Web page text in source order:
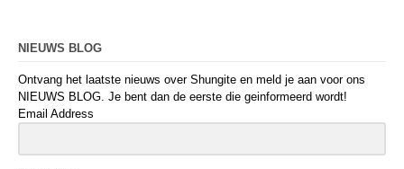
NIEUWS BLOG
Ontvang het laatste nieuws over Shungite en meld je aan voor ons
NIEUWS BLOG. Je bent dan de eerste die geinformeerd wordt!
Email Address